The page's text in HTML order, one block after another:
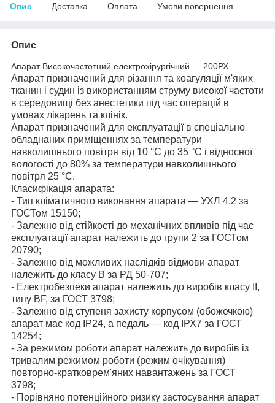
Опис Доставка Оплата Умови повернення
Опис
Апарат Високочастотний електрохірургічний — 200РХ
Апарат призначений для різання та коагуляції м'яких
тканин і судин із використанням струму високої частоти
в середовищі без анестетики під час операцій в
умовах лікарень та клінік.
Апарат призначений для експлуатації в спеціально
обладнаних приміщеннях за температури
навколишнього повітря від 10 °C до 35 °C і відносної
вологості до 80% за температури навколишнього
повітря 25 °C.
Класифікація апарата:
- Тип кліматичного виконання апарата — УХЛ 4.2 за
ГОСТом 15150;
- Залежно від стійкості до механічних впливів під час
експлуатації апарат належить до групи 2 за ГОСТом
20790;
- Залежно від можливих наслідків відмови апарат
належить до класу В за РД 50-707;
- Електробезпеки апарат належить до виробів класу II,
типу BF, за ГОСТ 3798;
- Залежно від ступеня захисту корпусом (обожечкою)
апарат має код ІР24, а педаль — код ІРХ7 за ГОСТ
14254;
- За режимом роботи апарат належить до виробів із
тривалим режимом роботи (режим очікування)
повторно-кратковрем'яних навантажень за ГОСТ
3798;
- Порівняно потенційного ризику застосування апарат